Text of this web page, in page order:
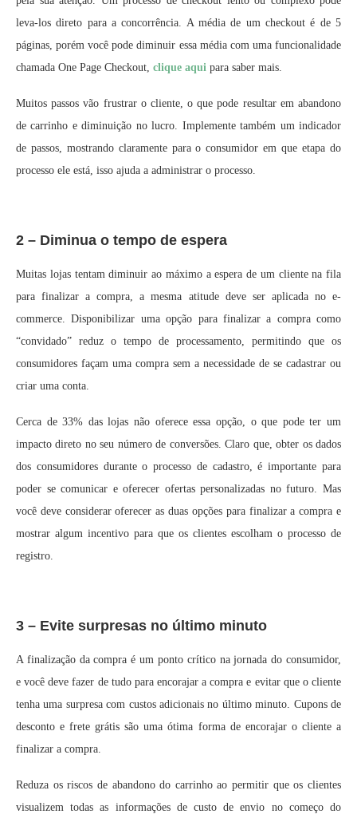
leva-los direto para a concorrência. A média de um checkout é de 5
páginas, porém você pode diminuir essa média com uma funcionalidade
chamada One Page Checkout, clique aqui para saber mais.
Muitos passos vão frustrar o cliente, o que pode resultar em abandono
de carrinho e diminuição no lucro. Implemente também um indicador
de passos, mostrando claramente para o consumidor em que etapa do
processo ele está, isso ajuda a administrar o processo.
2 – Diminua o tempo de espera
Muitas lojas tentam diminuir ao máximo a espera de um cliente na fila
para finalizar a compra, a mesma atitude deve ser aplicada no e-
commerce. Disponibilizar uma opção para finalizar a compra como
“convidado” reduz o tempo de processamento, permitindo que os
consumidores façam uma compra sem a necessidade de se cadastrar ou
criar uma conta.
Cerca de 33% das lojas não oferece essa opção, o que pode ter um
impacto direto no seu número de conversões. Claro que, obter os dados
dos consumidores durante o processo de cadastro, é importante para
poder se comunicar e oferecer ofertas personalizadas no futuro. Mas
você deve considerar oferecer as duas opções para finalizar a compra e
mostrar algum incentivo para que os clientes escolham o processo de
registro.
3 – Evite surpresas no último minuto
A finalização da compra é um ponto crítico na jornada do consumidor,
e você deve fazer de tudo para encorajar a compra e evitar que o cliente
tenha uma surpresa com custos adicionais no último minuto. Cupons de
desconto e frete grátis são uma ótima forma de encorajar o cliente a
finalizar a compra.
Reduza os riscos de abandono do carrinho ao permitir que os clientes
visualizem todas as informações de custo de envio no começo do